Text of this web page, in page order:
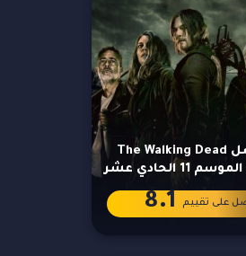
مسلسل The Walking Dead
على تقييم 8.1